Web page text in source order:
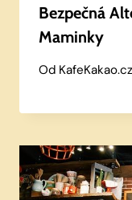
Bezpečná
Maminky
Od KafeKakao.cz